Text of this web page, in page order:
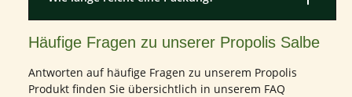
Häufige Fragen zu unserer Propolis Salbe
Antworten auf häufige Fragen zu unserem Propolis
Produkt finden Sie übersichtlich in unserem FAQ